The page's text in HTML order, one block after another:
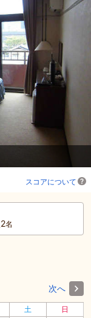
スコアについて
2名
次へ
土 日